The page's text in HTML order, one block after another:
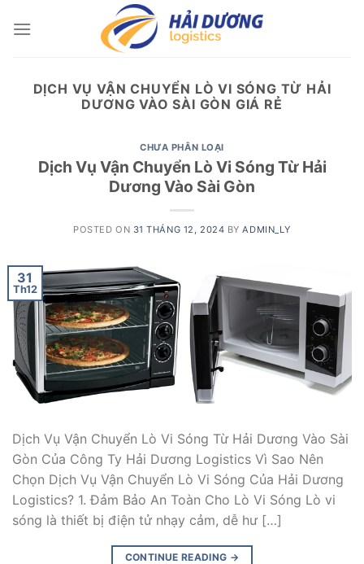
DỊCH VỤ VẬN CHUYỂN LÒ VI SÓNG TỪ HẢI
DƯƠNG VÀO SÀI GÒN GIÁ RẺ
CHƯA PHÂN LOẠI
Dịch Vụ Vận Chuyển Lò Vi Sóng Từ Hải
Dương Vào Sài Gòn
POSTED ON 31 THÁNG 12, 2024 BYADMIN_LY
31
Th12
Dịch Vụ Vận Chuyển Lò Vi Sóng Từ Hải Dương Vào Sài
Gòn Của Công Ty Hải Dương Logistics Vì Sao Nên
Chọn Dịch Vụ Vận Chuyển Lò Vi Sóng Của Hải Dương
Logistics? 1. Đảm Bảo An Toàn Cho Lò Vi Sóng Lò vi
sóng là thiết bị điện tử nhạy cảm, dễ hư […]
CONTINUE READING →